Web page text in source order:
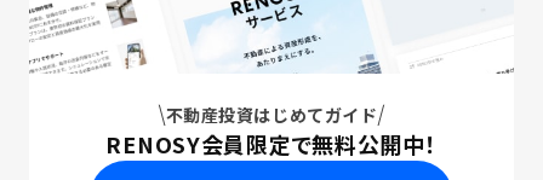
不動産投資はじめてガイド
RENOSY会員限定で無料公開中！